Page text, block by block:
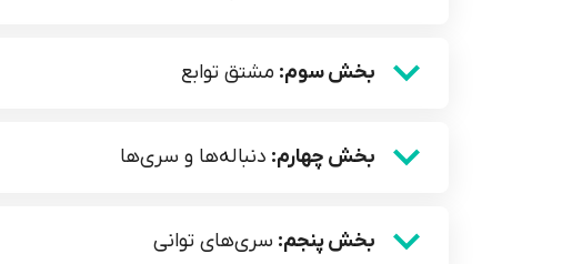
بخش سوم: مشتق توابع
بخش چهارم: دنباله‌ها و سری‌ها
بخش پنجم: سری‌های توانی